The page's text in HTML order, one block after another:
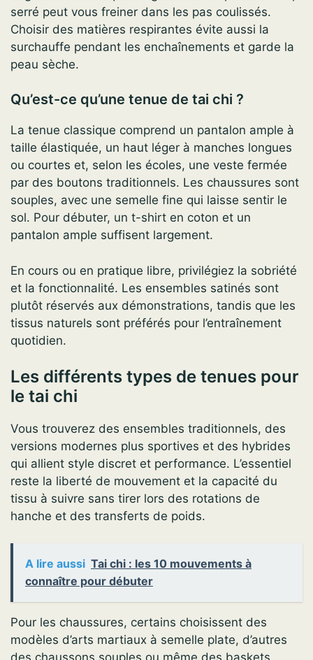
serré peut vous freiner dans les pas coulissés.
Choisir des matières respirantes évite aussi la
surchauffe pendant les enchaînements et garde la
peau sèche.
Qu’est-ce qu’une tenue de tai chi ?
La tenue classique comprend un pantalon ample à
taille élastiquée, un haut léger à manches longues
ou courtes et, selon les écoles, une veste fermée
par des boutons traditionnels. Les chaussures sont
souples, avec une semelle fine qui laisse sentir le
sol. Pour débuter, un t-shirt en coton et un
pantalon ample suffisent largement.
En cours ou en pratique libre, privilégiez la sobriété
et la fonctionnalité. Les ensembles satinés sont
plutôt réservés aux démonstrations, tandis que les
tissus naturels sont préférés pour l’entraînement
quotidien.
Les différents types de tenues pour
le tai chi
Vous trouverez des ensembles traditionnels, des
versions modernes plus sportives et des hybrides
qui allient style discret et performance. L’essentiel
reste la liberté de mouvement et la capacité du
tissu à suivre sans tirer lors des rotations de
hanche et des transferts de poids.
A lire aussi Tai chi : les 10 mouvements à
connaître pour débuter
Pour les chaussures, certains choisissent des
modèles d’arts martiaux à semelle plate, d’autres
des chaussons souples ou même des baskets